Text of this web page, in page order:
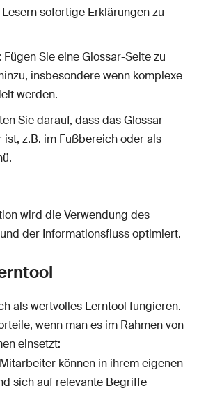
sofortige Erklärungen zu
: Fügen Sie eine Glossar-Seite zu
insbesondere wenn komplexe
werden.
Sie darauf, dass das Glossar
z.B. im Fußbereich oder als
wird die Verwendung des
der Informationsfluss optimiert.
als wertvolles Lerntool fungieren.
wenn man es im Rahmen von
einsetzt:
können in ihrem eigenen
sich auf relevante Begriffe